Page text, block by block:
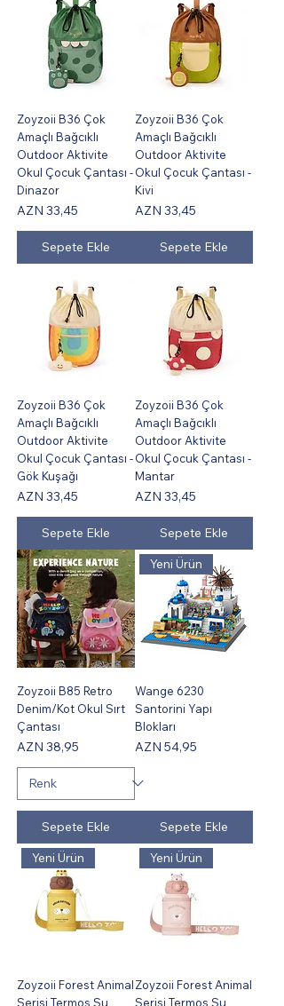
Zoyzoii B36 Çok
Amaçlı Bağcıklı
Outdoor Aktivite
Okul Çocuk Çantası -
Dinazor
Fiyat
AZN 33,45
Sepete Ekle
Zoyzoii B36 Çok
Amaçlı Bağcıklı
Outdoor Aktivite
Okul Çocuk Çantası -
Kivi
Fiyat
AZN 33,45
Sepete Ekle
Zoyzoii B36 Çok
Amaçlı Bağcıklı
Outdoor Aktivite
Okul Çocuk Çantası -
Gök Kuşağı
Fiyat
AZN 33,45
Sepete Ekle
Zoyzoii B36 Çok
Amaçlı Bağcıklı
Outdoor Aktivite
Okul Çocuk Çantası -
Mantar
Fiyat
AZN 33,45
Sepete Ekle
Zoyzoii B85 Retro
Denim/Kot Okul Sırt
Çantası
Fiyat
AZN 38,95
Sepete Ekle
Yeni Ürün
Wange 6230
Santorini Yapı
Blokları
Fiyat
AZN 54,95
Sepete Ekle
Yeni Ürün
Zoyzoii Forest Animal
Serisi Termos Su
Yeni Ürün
Zoyzoii Forest Animal
Serisi Termos Su